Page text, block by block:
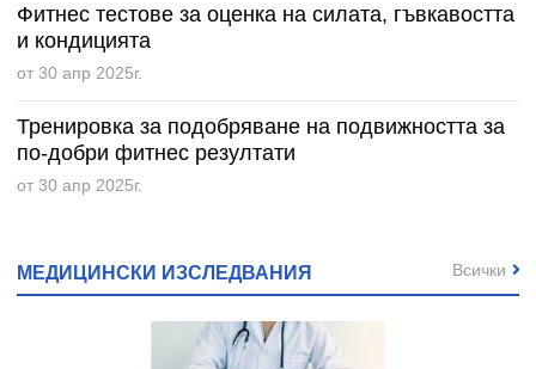
Фитнес тестове за оценка на силата, гъвкавостта
и кондицията
от 30 апр 2025г.
Тренировка за подобряване на подвижността за
по-добри фитнес резултати
от 30 апр 2025г.
МЕДИЦИНСКИ ИЗСЛЕДВАНИЯ Всички